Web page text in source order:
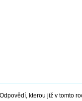
kterou již v tomto